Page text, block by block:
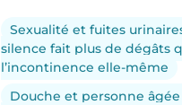
Sexualité et fuites
silence fait plus de dégâts
l’incontinence elle-même
Douche et personne